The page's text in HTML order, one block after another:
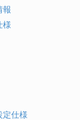
報
様
定仕様